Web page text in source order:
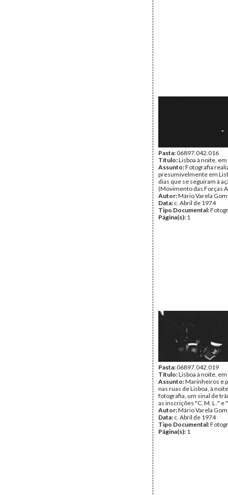
Pasta:06897.042.016
Título:Lisboa à noite,
Assunto:Fotografia
presumivelmente em
dias que se seguiram à
(Movimento das Forças
Autor:Mário Varela
Data: c. Abril de 1974
Tipo Documental:
Página(s): 1
Pasta:06897.042.019
Título:Lisboa à noite,
Assunto:Marinheiros e
nas ruas de Lisboa, à
fotografia, um sinal de
as inscrições "C. M. L ." e
Autor:Mário Varela
Data: c. Abril de 1974
Tipo Documental:
Página(s): 1